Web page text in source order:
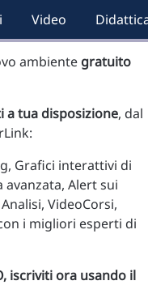
Video
ambiente gratuito
a tua disposizione, dal
Grafici interattivi di
Alert sui
VideoCorsi,
i migliori esperti di
iscriviti ora usando il